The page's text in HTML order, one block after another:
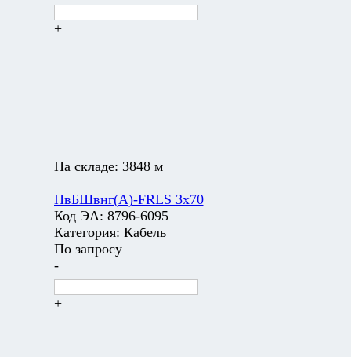
+
На складе: 3848 м
ПвБШвнг(А)-FRLS 3х70
Код ЭА: 8796-6095
Категория: Кабель
По запросу
-
+